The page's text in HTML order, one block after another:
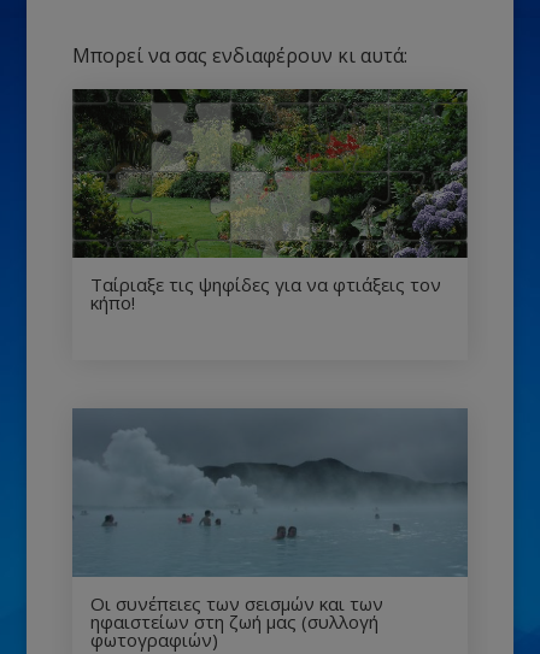
Μπορεί να σας ενδιαφέρουν κι αυτά:
Ταίριαξε τις ψηφίδες για να φτιάξεις τον
κήπο!
Οι συνέπειες των σεισμών και των
ηφαιστείων στη ζωή μας (συλλογή
φωτογραφιών)